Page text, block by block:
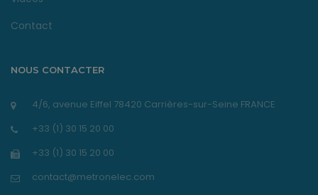
Contact
NOUS CONTACTER
4/6, avenue Eiffel 78420 Carrières-sur-Seine FRANCE
+33 (1) 30 15 20 00
+33 (1) 30 15 20 00
contact@metronelec.com